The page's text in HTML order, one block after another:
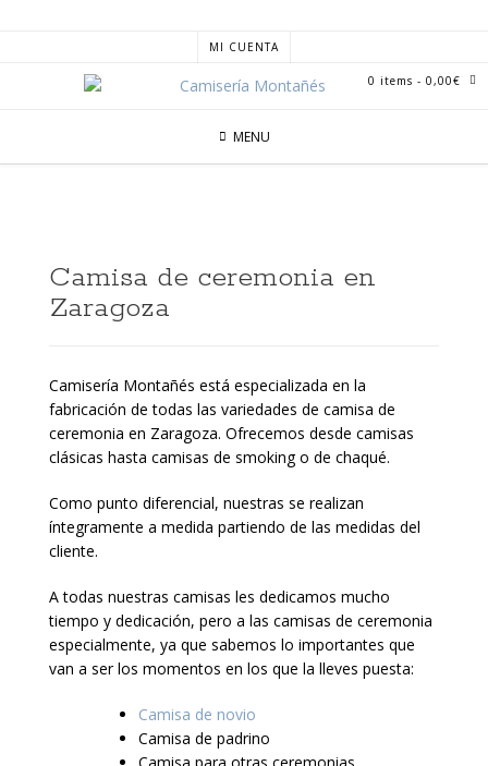
MI CUENTA
MENU
0 items - 0,00€
Camisa de ceremonia en
Zaragoza
Camisería Montañés está especializada en la
fabricación de todas las variedades de camisa de
ceremonia en Zaragoza. Ofrecemos desde camisas
clásicas hasta camisas de smoking o de chaqué.
Como punto diferencial, nuestras se realizan
íntegramente a medida partiendo de las medidas del
cliente.
A todas nuestras camisas les dedicamos mucho
tiempo y dedicación, pero a las camisas de ceremonia
especialmente, ya que sabemos lo importantes que
van a ser los momentos en los que la lleves puesta:
Camisa de novio
Camisa de padrino